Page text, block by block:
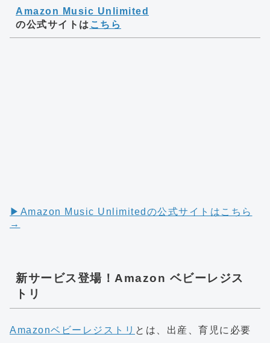
Amazon Music Unlimited
の公式サイトは こちら
▶︎Amazon Music Unlimitedの公式サイトはこちら
→
新サービス登場！Amazon ベビーレジス
トリ
Amazonベビーレジストリ とは、出産、育児に必要